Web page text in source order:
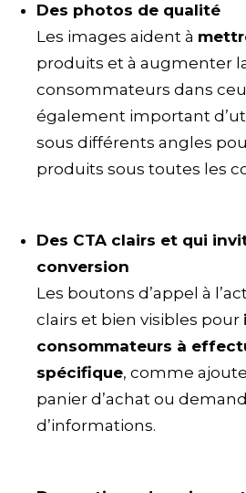
Des photos de qualité
Les images aident à
produits et à augmenter
consommateurs dans
également important
sous différents angles
produits sous toutes les
Des CTA clairs et qui
conversion
Les boutons d’appel à
clairs et bien visibles pour
consommateurs à
spécifique, comme
panier d’achat ou
d’informations.